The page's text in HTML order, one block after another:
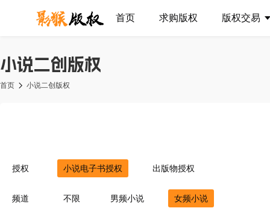
首页 求购版权 版权交易
小说二创版权
首页 小说二创版权
授权 小说电子书授权 出版物授权
频道 不限 男频小说 女频小说